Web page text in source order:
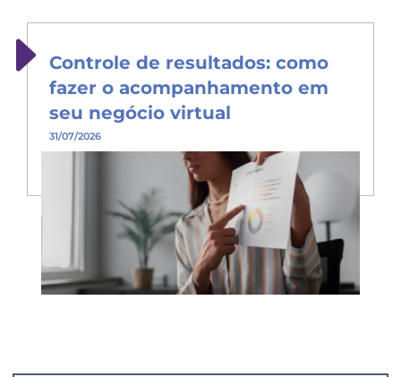
Controle de resultados: como
fazer o acompanhamento em
seu negócio virtual
31/07/2026